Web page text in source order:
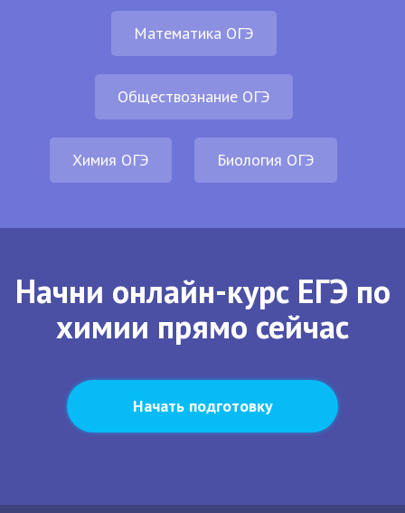
Математика ОГЭ
Обществознание ОГЭ
Химия ОГЭ Биология ОГЭ
Начни онлайн-курс ЕГЭ по
химии прямо сейчас
Начать подготовку